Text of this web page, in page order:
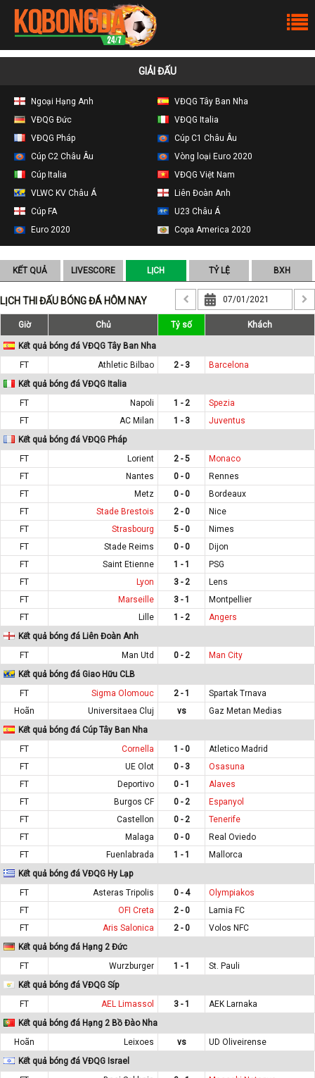
GIẢI ĐẤU
Ngoại Hạng Anh
VĐQG Tây Ban Nha
VĐQG Đức
VĐQG Italia
VĐQG Pháp
Cúp C1 Châu Âu
Cúp C2 Châu Âu
Vòng loại Euro 2020
Cúp Italia
VĐQG Việt Nam
VLWC KV Châu Á
Liên Đoàn Anh
Cúp FA
U23 Châu Á
Euro 2020
Copa America 2020
KẾT QUẢ LIVESCORE LỊCH TỶ LỆ BXH
LỊCH THI ĐẤU BÓNG ĐÁ HÔM NAY
Giờ Chủ Tỷ số Khách
Kết quả bóng đá VĐQG Tây Ban Nha
FT
Athletic Bilbao 2 - 3
Barcelona
Kết quả bóng đá VĐQG Italia
FT
Napoli 1 - 2
Spezia
FT
AC Milan 1 - 3
Juventus
Kết quả bóng đá VĐQG Pháp
FT
Lorient 2 - 5
Monaco
FT
Nantes 0 - 0
Rennes
FT
Metz 0 - 0
Bordeaux
FT
Stade Brestois 2 - 0
Nice
FT
Strasbourg 5 - 0
Nimes
FT
Stade Reims 0 - 0
Dijon
FT
Saint Etienne 1 - 1
PSG
FT
Lyon 3 - 2
Lens
FT
Marseille 3 - 1
Montpellier
FT
Lille 1 - 2
Angers
Kết quả bóng đá Liên Đoàn Anh
FT
Man Utd 0 - 2
Man City
Kết quả bóng đá Giao Hữu CLB
FT
Sigma Olomouc 2 - 1
Spartak Trnava
Hoãn
Universitaea Cluj vs
Gaz Metan Medias
Kết quả bóng đá Cúp Tây Ban Nha
FT
Cornella 1 - 0
Atletico Madrid
FT
UE Olot 0 - 3
Osasuna
FT
Deportivo 0 - 1
Alaves
FT
Burgos CF 0 - 2
Espanyol
FT
Castellon 0 - 2
Tenerife
FT
Malaga 0 - 0
Real Oviedo
FT
Fuenlabrada 1 - 1
Mallorca
Kết quả bóng đá VĐQG Hy Lạp
FT
Asteras Tripolis 0 - 4
Olympiakos
FT
OFI Creta 2 - 0
Lamia FC
FT
Aris Salonica 2 - 0
Volos NFC
Kết quả bóng đá Hạng 2 Đức
FT
Wurzburger 1 - 1
St. Pauli
Kết quả bóng đá VĐQG Síp
FT
AEL Limassol 3 - 1
AEK Larnaka
Kết quả bóng đá Hạng 2 Bồ Đào Nha
Hoãn
Leixoes vs
UD Oliveirense
Kết quả bóng đá VĐQG Israel